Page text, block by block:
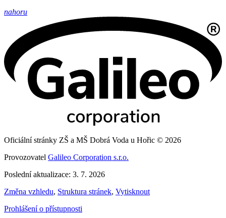
nahoru
Oficiální stránky ZŠ a MŠ Dobrá Voda u Hořic © 2026
Provozovatel Galileo Corporation s.r.o.
Poslední aktualizace: 3. 7. 2026
Změna vzhledu, Struktura stránek, Vytisknout
Prohlášení o přístupnosti